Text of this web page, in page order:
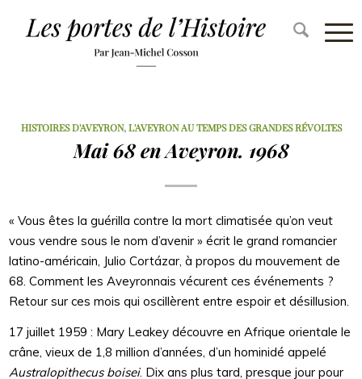
HISTOIRES D'AVEYRON,L'AVEYRON AU TEMPS DES GRANDES RÉVOLTES
Mai 68 en Aveyron. 1968
« Vous êtes la guérilla contre la mort climatisée qu’on veut
vous vendre sous le nom d’avenir » écrit le grand romancier
latino-américain, Julio Cortázar, à propos du mouvement de
68. Comment les Aveyronnais vécurent ces événements ?
Retour sur ces mois qui oscillèrent entre espoir et désillusion.
17 juillet 1959 : Mary Leakey découvre en Afrique orientale le
crâne, vieux de 1,8 million d’années, d’un hominidé appelé
Australopithecus boisei. Dix ans plus tard, presque jour pour